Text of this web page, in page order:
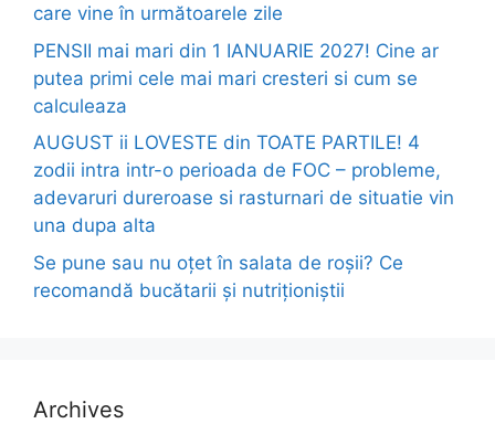
care vine în următoarele zile
PENSII mai mari din 1 IANUARIE 2027! Cine ar
putea primi cele mai mari cresteri si cum se
calculeaza
AUGUST ii LOVESTE din TOATE PARTILE! 4
zodii intra intr-o perioada de FOC – probleme,
adevaruri dureroase si rasturnari de situatie vin
una dupa alta
Se pune sau nu oțet în salata de roșii? Ce
recomandă bucătarii și nutriționiștii
Archives